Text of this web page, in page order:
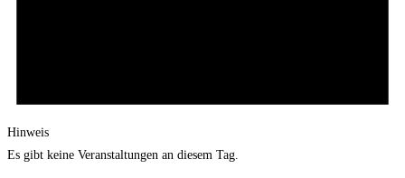
Hinweis
Es gibt keine Veranstaltungen an diesem Tag.